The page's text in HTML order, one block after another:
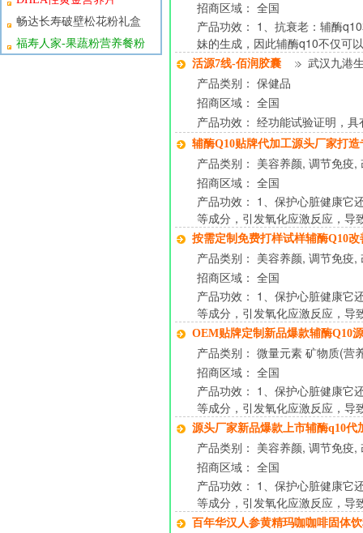
畅达长寿破壁松花粉礼盒
福寿人家-果蔬粉营养餐粉
招商区域： 全国
产品功效： 1、抗衰老：辅酶
妹的生成，因此辅酶q10不仅可
活源7线-佰润胶囊 武汉九港
产品类别： 保健品
招商区域： 全国
产品功效： 经功能试验证明，
辅酶Q10贴牌代加工源头厂家打
产品类别： 美容养颜, 调节免疫
招商区域： 全国
产品功效： 1、保护心脏健康它
等成分，引发氧化应激反应，导
按需定制免费打样试样辅酶Q10
产品类别： 美容养颜, 调节免疫
招商区域： 全国
产品功效： 1、保护心脏健康它
等成分，引发氧化应激反应，导
OEM贴牌定制新品爆款辅酶Q10
产品类别： 微量元素 矿物质(营
招商区域： 全国
产品功效： 1、保护心脏健康它
等成分，引发氧化应激反应，导
源头厂家新品爆款上市辅酶q10代
产品类别： 美容养颜, 调节免疫
招商区域： 全国
产品功效： 1、保护心脏健康它
等成分，引发氧化应激反应，导
百年华汉人参黄精玛咖咖啡固体